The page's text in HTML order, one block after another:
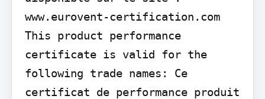
www.eurovent-certification.com
This product performance
certificate is valid for the
following trade names: Ce
certificat de performance produit